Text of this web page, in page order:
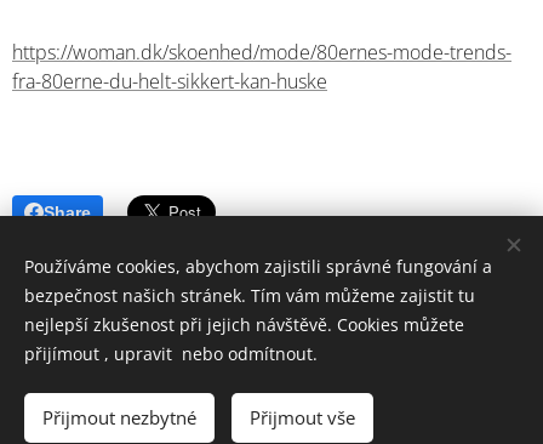
https://woman.dk/skoenhed/mode/80ernes-mode-trends-
fra-80erne-du-helt-sikkert-kan-huske
Share
SEKOSS,s.r.o © Všechna práva vyhrazena 2022-2024
Vytvořeno službouWebnode
Používáme cookies, abychom zajistili správné fungování a
bezpečnost našich stránek. Tím vám můžeme zajistit tu
nejlepší zkušenost při jejich návštěvě. Cookies můžete
přijímout , upravit nebo odmítnout.
Přijmout nezbytné Přijmout vše